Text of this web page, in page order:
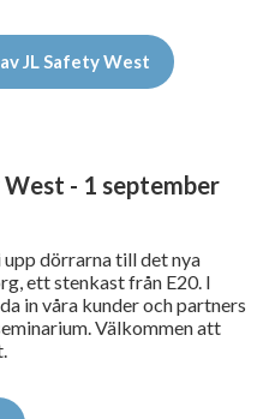
JL Safety West
- 1 september
dörrarna till det nya
ett stenkast från E20. I
in våra kunder och partners
Välkommen att